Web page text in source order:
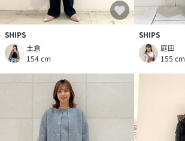
SHIPS
土倉
154 cm
SHIPS
庭田
155 cm